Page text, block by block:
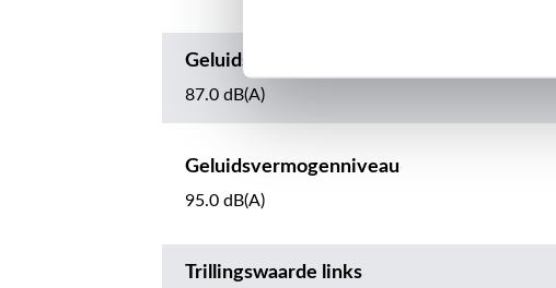
Geluidsdrukniveau
87.0 dB(A)
Geluidsvermogenniveau
95.0 dB(A)
Trillingswaarde links